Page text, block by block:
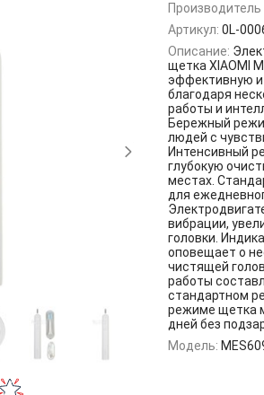
Артикул: 0L-
Описание:
щетка XIAOMI
эффективную и
благодаря
работы и
Бережный
людей с
Интенсивный
глубокую
местах.
для
вибрации,
головки.
оповещает о
чистящей
работы
стандартном
режиме щетка
дней без
Модель: